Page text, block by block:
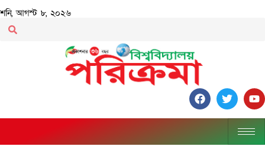
শনি, আগস্ট ৮, ২০২৬